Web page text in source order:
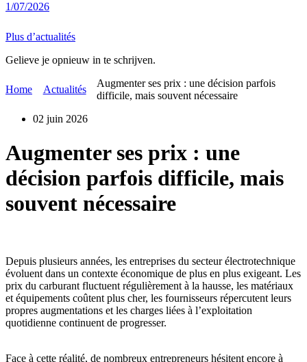
1/07/2026
Plus d’actualités
Gelieve je opnieuw in te schrijven.
Home Actualités
Augmenter ses prix : une décision parfois
difficile, mais souvent nécessaire
02 juin 2026
Augmenter ses prix : une
décision parfois difficile, mais
souvent nécessaire
Depuis plusieurs années, les entreprises du secteur électrotechnique
évoluent dans un contexte économique de plus en plus exigeant. Les
prix du carburant fluctuent régulièrement à la hausse, les matériaux
et équipements coûtent plus cher, les fournisseurs répercutent leurs
propres augmentations et les charges liées à l’exploitation
quotidienne continuent de progresser.
Face à cette réalité, de nombreux entrepreneurs hésitent encore à